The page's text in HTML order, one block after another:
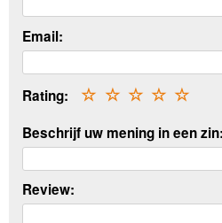
Email:
Rating: ☆
☆
☆
☆
☆
Beschrijf uw mening in een zin:
Review: